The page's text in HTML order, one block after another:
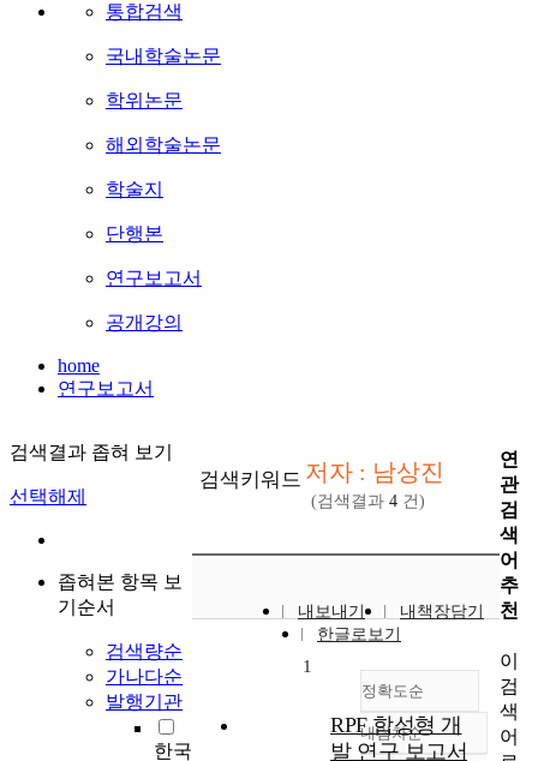
통합검색
국내학술논문
학위논문
해외학술논문
학술지
단행본
연구보고서
공개강의
home
연구보고서
검색결과 좁혀 보기
선택해제
좁혀본 항목 보
기순서
검색량순
가나다순
발행기관
한국
검색키워드 저자 : 남상진
(검색결과 4 건)
내보내기
내책장담기
한글로보기
정확도순
정확도
내림차순
1
RPF 합성형 개
발 연구 보고서
연
관
검
색
어
추
천
이
검
색
어